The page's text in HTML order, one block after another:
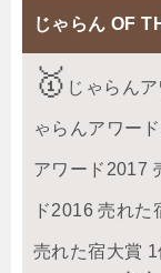
じゃらん OF
じゃらん
ゃらんアワー
アワード2017
ド2016 売れた
売れた宿大賞 1